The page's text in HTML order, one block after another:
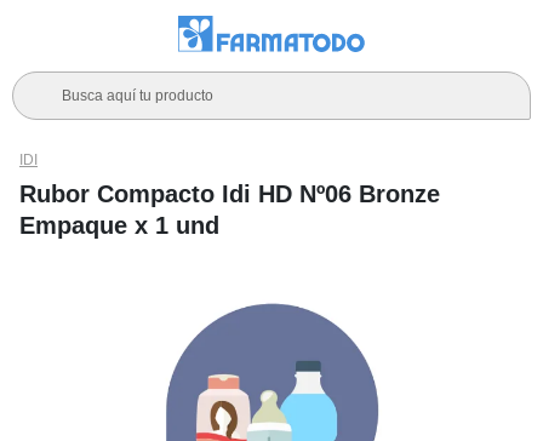
Busca aquí tu producto
IDI
Rubor Compacto Idi HD Nº06 Bronze
Empaque x 1 und